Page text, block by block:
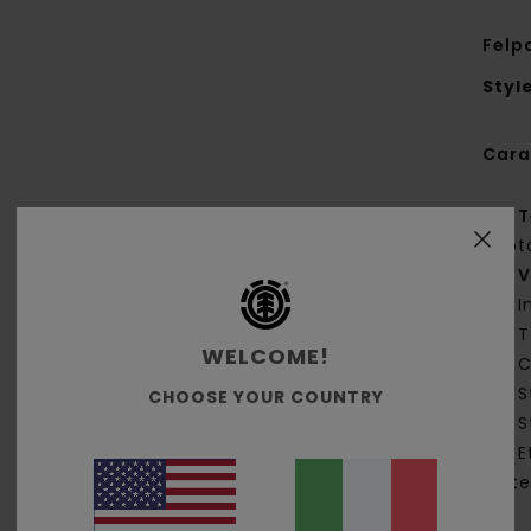
Style
WELCOME!
CHOOSE YOUR COUNTRY